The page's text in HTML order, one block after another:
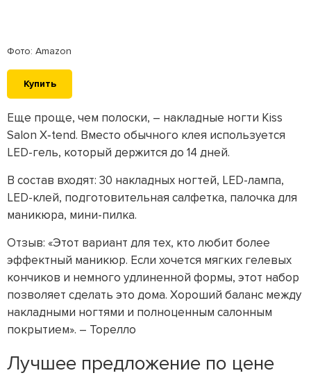
Фото: Amazon
Купить
Еще проще, чем полоски, – накладные ногти Kiss
Salon X‑tend. Вместо обычного клея используется
LED-гель, который держится до 14 дней.
В состав входят: 30 накладных ногтей, LED-лампа,
LED-клей, подготовительная салфетка, палочка для
маникюра, мини-пилка.
Отзыв: «Этот вариант для тех, кто любит более
эффектный маникюр. Если хочется мягких гелевых
кончиков и немного удлиненной формы, этот набор
позволяет сделать это дома. Хороший баланс между
накладными ногтями и полноценным салонным
покрытием». – Торелло
Лучшее предложение по цене